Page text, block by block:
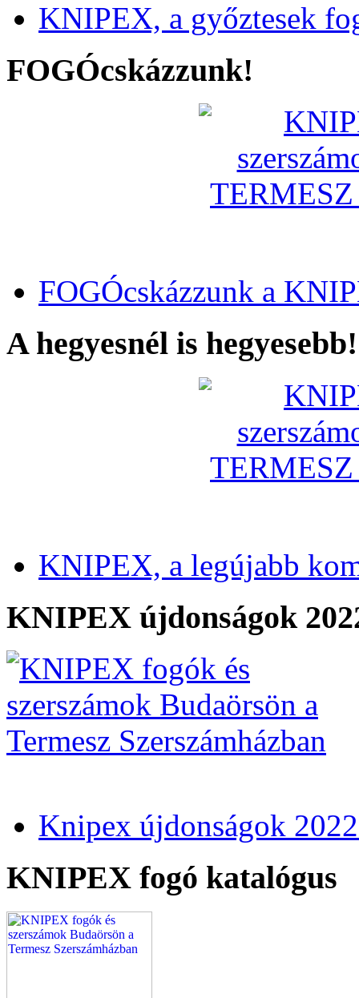
KNIPEX, a győztesek
FOGÓcskázzunk!
FOGÓcskázzunk a
A hegyesnél is hegyesebb!
KNIPEX, a legújabb
KNIPEX újdonságok
Knipex újdonságok
KNIPEX fogó katalógus